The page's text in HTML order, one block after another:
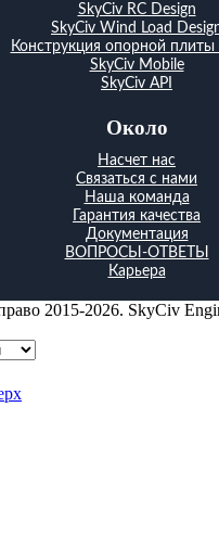
SkyCiv RC Design
SkyCiv Wind Load
Конструкция опорной плиты
SkyCiv Mobile
SkyCiv API
Около
Насчет нас
Связаться с нами
Наша команда
Гарантия качества
Документация
ВОПРОСЫ-ОТВЕТЫ
Карьера
2015-2026. SkyCiv